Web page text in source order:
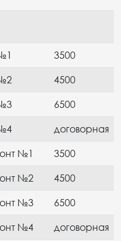
3500
4500
6500
договорная
№1
3500
№2
4500
№3
6500
№4
договорная